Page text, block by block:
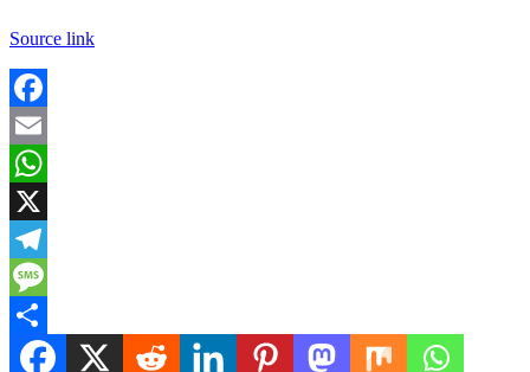
Source link
Facebook
Email
WhatsApp
X
Telegram
Message
Share